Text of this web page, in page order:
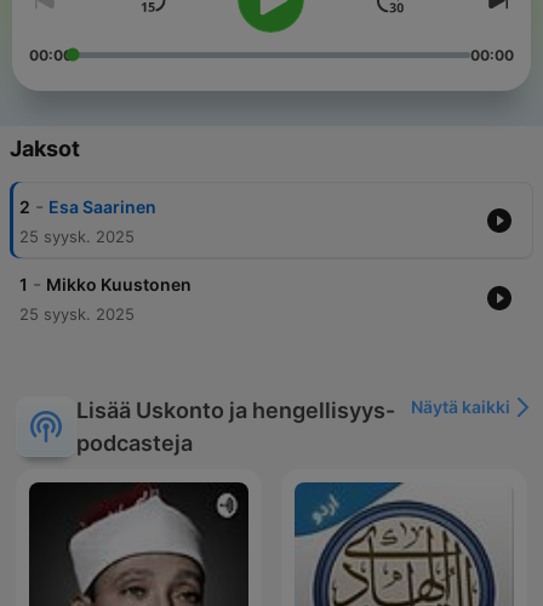
00:00 00:00
Jaksot
2 - Esa Saarinen
25 syysk. 2025
1 - Mikko Kuustonen
25 syysk. 2025
Lisää Uskonto ja hengellisyys-
podcasteja
Näytä kaikki